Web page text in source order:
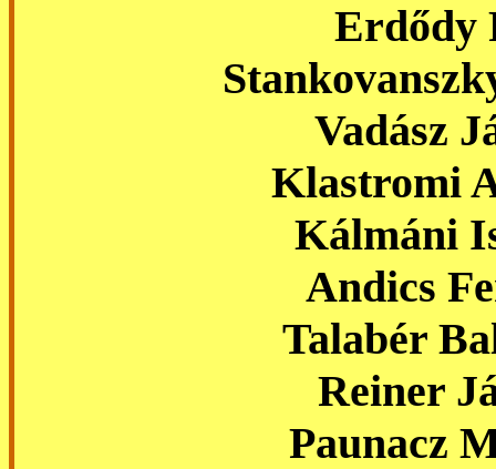
Erdődy
Vadász
Klastromi
Kálmáni
Andics
Talabér
Reiner
Paunacz